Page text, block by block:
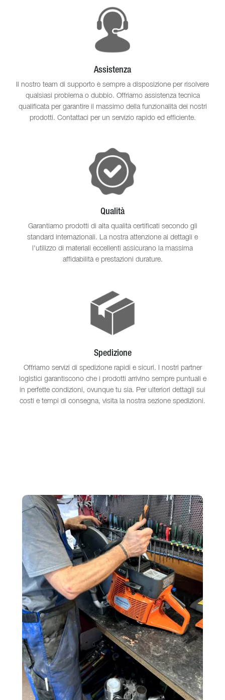
Assistenza
Il nostro team di supporto è sempre a disposizione per risolvere
qualsiasi problema o dubbio. Offriamo assistenza tecnica
qualificata per garantire il massimo della funzionalità dei nostri
prodotti. Contattaci per un servizio rapido ed efficiente.
Qualità
Garantiamo prodotti di alta qualità certificati secondo gli
standard internazionali. La nostra attenzione ai dettagli e
l'utilizzo di materiali eccellenti assicurano la massima
affidabilità e prestazioni durature.
Spedizione
Offriamo servizi di spedizione rapidi e sicuri. I nostri partner
logistici garantiscono che i prodotti arrivino sempre puntuali e
in perfette condizioni, ovunque tu sia. Per ulteriori dettagli sui
costi e tempi di consegna, visita la nostra sezione spedizioni.